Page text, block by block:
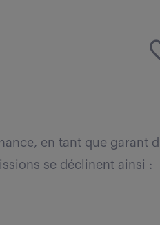
en tant que garant
se déclinent ainsi :